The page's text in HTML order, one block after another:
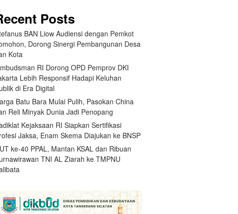
Posts
BAN Liow Audiensi dengan Pemkot
Dorong Sinergi Pembangunan Desa
Kota
RI Dorong OPD Pemprov DKI
Lebih Responsif Hadapi Keluhan
di Era Digital
Batu Bara Mulai Pulih, Pasokan China
Reli Minyak Dunia Jadi Penopang
Kejaksaan RI Siapkan Sertifikasi
Jaksa, Enam Skema Diajukan ke BNSP
ke-40 PPAL, Mantan KSAL dan Ribuan
TNI AL Ziarah ke TMPNU